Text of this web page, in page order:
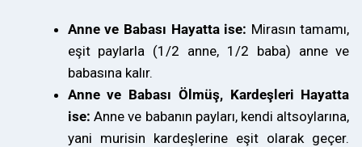
Anne ve Babası Hayatta ise: Mirasın tamamı,
eşit paylarla (1/2 anne, 1/2 baba) anne ve
babasına kalır.
Anne ve Babası Ölmüş, Kardeşleri Hayatta
ise: Anne ve babanın payları, kendi altsoylarına,
yani murisin kardeşlerine eşit olarak geçer.